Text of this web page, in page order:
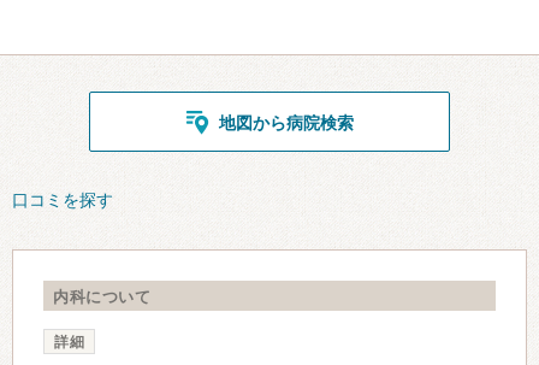
地図から病院検索
口コミを探す
内科について
詳細